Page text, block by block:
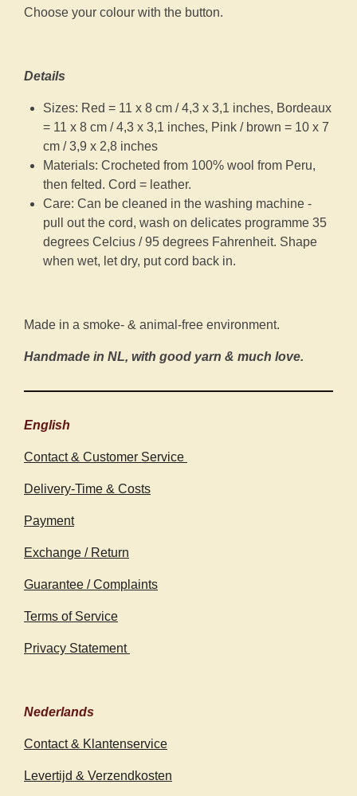
Choose your colour with the button.
Details
Sizes: Red = 11 x 8 cm / 4,3 x 3,1 inches, Bordeaux
= 11 x 8 cm / 4,3 x 3,1 inches, Pink / brown = 10 x 7
cm / 3,9 x 2,8 inches
Materials: Crocheted from 100% wool from Peru,
then felted. Cord = leather.
Care: Can be cleaned in the washing machine -
pull out the cord, wash on delicates programme 35
degrees Celcius / 95 degrees Fahrenheit. Shape
when wet, let dry, put cord back in.
Made in a smoke- & animal-free environment.
Handmade in NL, with good yarn & much love.
English
Contact & Customer Service
Delivery-Time & Costs
Payment
Exchange / Return
Guarantee / Complaints
Terms of Service
Privacy Statement
Nederlands
Contact & Klantenservice
Levertijd & Verzendkosten